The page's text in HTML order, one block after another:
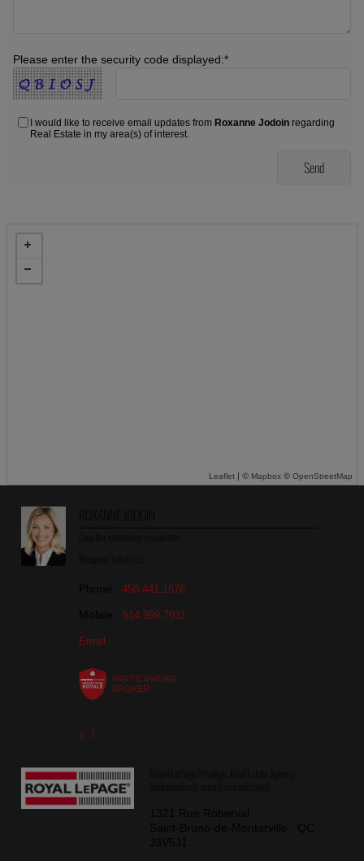
Please enter the security code displayed:*
I would like to receive email updates from Roxanne Jodoin regarding
Real Estate in my area(s) of interest.
Leaflet | © Mapbox © OpenStreetMap
Phone:450.441.1576
514.999.7931
Email
PARTICIPATING
BROKER